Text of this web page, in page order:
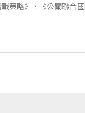
策略》、《公關聯合